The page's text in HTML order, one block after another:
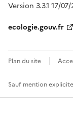
Version 3.3.1 17/
ecologie.gouv.fr
Plan du site
Sauf mention